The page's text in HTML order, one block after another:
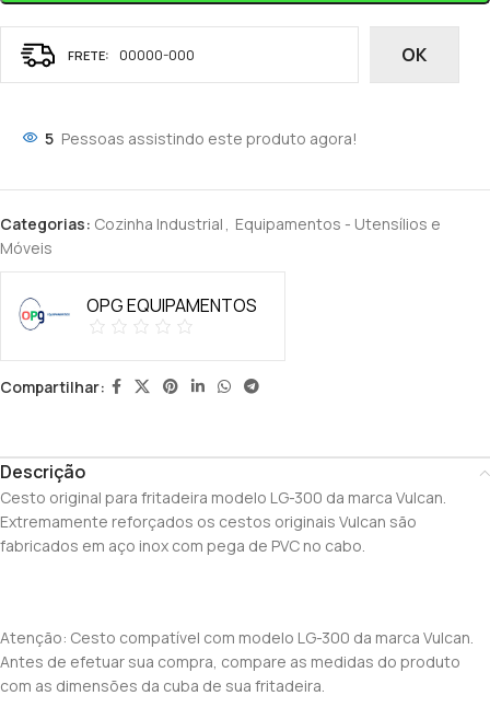
OK
5 Pessoas assistindo este produto agora!
Categorias: Cozinha Industrial , Equipamentos - Utensílios e
Móveis
OPG EQUIPAMENTOS
Compartilhar:
Descrição
Cesto original para fritadeira modelo LG-300 da marca Vulcan.
Extremamente reforçados os cestos originais Vulcan são
fabricados em aço inox com pega de PVC no cabo.
Atenção: Cesto compatível com modelo LG-300 da marca Vulcan.
Antes de efetuar sua compra, compare as medidas do produto
com as dimensões da cuba de sua fritadeira.